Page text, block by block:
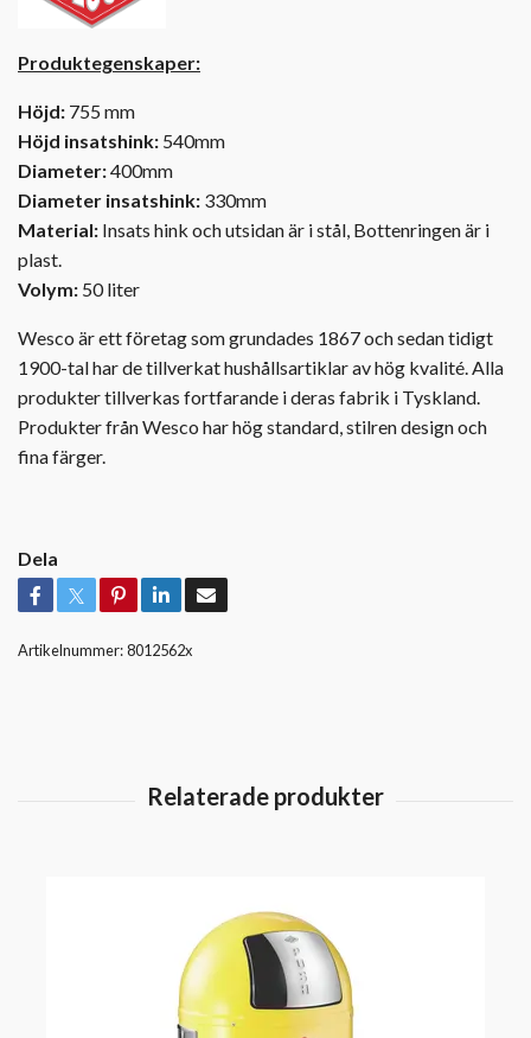
Produktegenskaper:
Höjd: 755 mm
Höjd insatshink: 540mm
Diameter:400mm
Diameter insatshink: 330mm
Material: Insats hink och utsidan är i stål, Bottenringen är i
plast.
Volym: 50 liter
Wesco är ett företag som grundades 1867 och sedan tidigt
1900-tal har de tillverkat hushållsartiklar av hög kvalité. Alla
produkter tillverkas fortfarande i deras fabrik i Tyskland.
Produkter från Wesco har hög standard, stilren design och
fina färger.
Dela
Artikelnummer:8012562x